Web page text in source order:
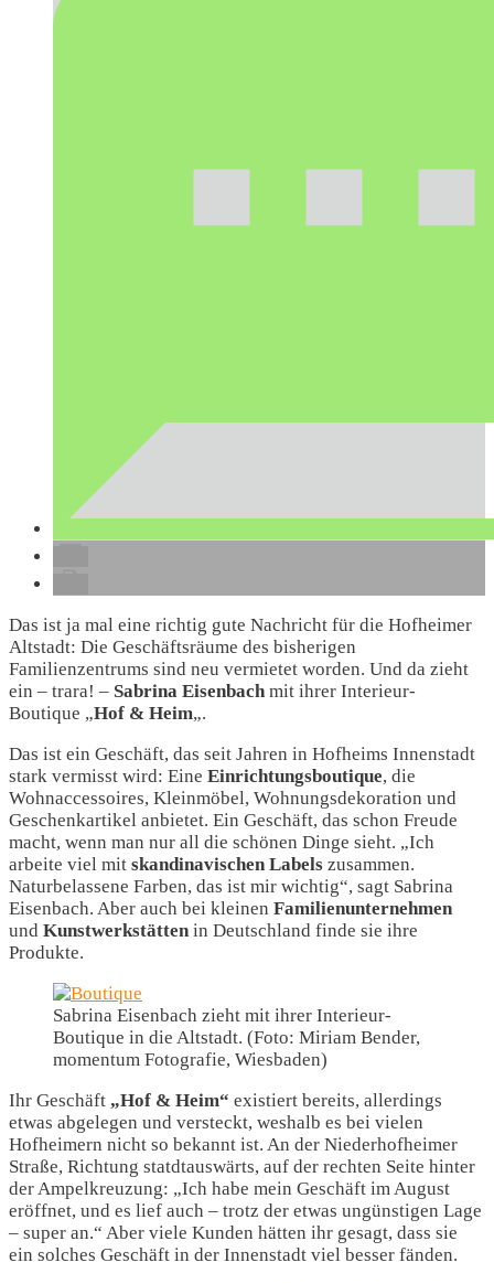
Das ist ja mal eine richtig gute Nachricht für die Hofheimer
Altstadt: Die Geschäftsräume des bisherigen
Familienzentrums sind neu vermietet worden. Und da zieht
ein – trara! – Sabrina Eisenbach mit ihrer Interieur-
Boutique „Hof & Heim„.
Das ist ein Geschäft, das seit Jahren in Hofheims Innenstadt
stark vermisst wird: Eine Einrichtungsboutique, die
Wohnaccessoires, Kleinmöbel, Wohnungsdekoration und
Geschenkartikel anbietet. Ein Geschäft, das schon Freude
macht, wenn man nur all die schönen Dinge sieht. „Ich
arbeite viel mit skandinavischen Labels zusammen.
Naturbelassene Farben, das ist mir wichtig“, sagt Sabrina
Eisenbach. Aber auch bei kleinen Familienunternehmen
und Kunstwerkstätten in Deutschland finde sie ihre
Produkte.
Sabrina Eisenbach zieht mit ihrer Interieur-
Boutique in die Altstadt. (Foto: Miriam Bender,
momentum Fotografie, Wiesbaden)
Ihr Geschäft „Hof & Heim“ existiert bereits, allerdings
etwas abgelegen und versteckt, weshalb es bei vielen
Hofheimern nicht so bekannt ist. An der Niederhofheimer
Straße, Richtung statdtauswärts, auf der rechten Seite hinter
der Ampelkreuzung: „Ich habe mein Geschäft im August
eröffnet, und es lief auch – trotz der etwas ungünstigen Lage
– super an.“ Aber viele Kunden hätten ihr gesagt, dass sie
ein solches Geschäft in der Innenstadt viel besser fänden.